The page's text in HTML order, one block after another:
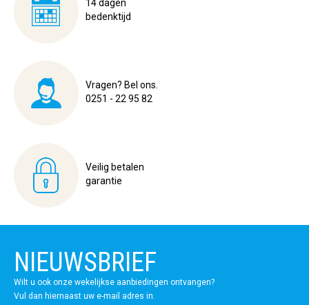
14 dagen
bedenktijd
Vragen? Bel ons.
0251 - 22 95 82
Veilig betalen
garantie
NIEUWSBRIEF
Wilt u ook onze wekelijkse aanbiedingen ontvangen?
Vul dan hiernaast uw e-mail adres in.